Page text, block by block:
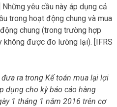
yêu cầu này áp dụng cả
trong hoạt động chung và mua
chung (trong trường hợp
được đo lường lại). [IFRS
ra trong Kế toán mua lại lợi
dụng cho kỳ báo cáo hàng
1 tháng 1 năm 2016 trên cơ